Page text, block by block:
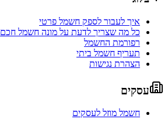
איך לעבור לספק חשמל פרטי
כל מה שצריך לדעת על מונה חשמל חכם
רפורמת החשמל
תעריף חשמל ביתי
הצהרת נגישות
עסקים
חשמל מוזל לעסקים